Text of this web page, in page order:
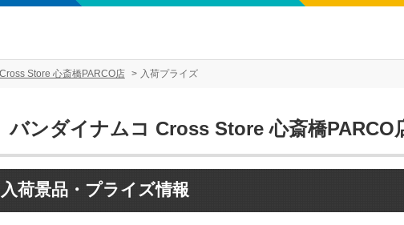
Store 心斎橋PARCO店 入荷プライズ
バンダイナムコ Cross Store 心斎橋PARCO
入荷景品・プライズ情報